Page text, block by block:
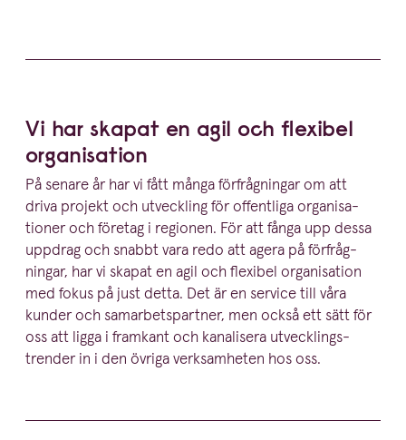
Vi har skapat en agil och flexibel
organisation
På senare år har vi fått många förfråg­ningar om att
driva projekt och utveckling för offentliga organi­sa­
tioner och företag i regionen. För att fånga upp dessa
uppdrag och snabbt vara redo att agera på förfråg­
ningar, har vi skapat en agil och flexibel organi­sation
med fokus på just detta. Det är en service till våra
kunder och samar­bets­partner, men också ett sätt för
oss att ligga i framkant och kanalisera utveck­lings­
trender in i den övriga verksam­heten hos oss.